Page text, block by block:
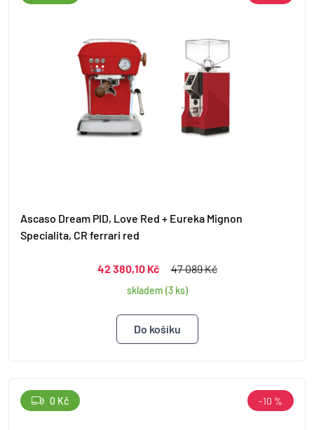
Ascaso Dream PID, Love Red + Eureka Mignon
Specialita, CR ferrari red
42 380,10 Kč 47 089 Kč
skladem (3 ks)
0 Kč -10 %